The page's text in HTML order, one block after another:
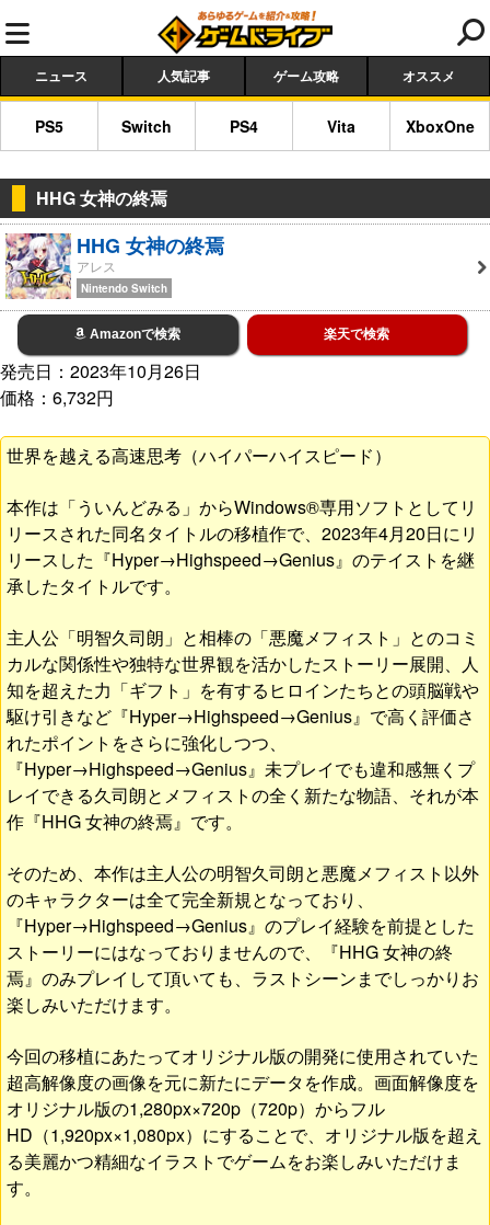
ニュース 人気記事 ゲーム攻略 オススメ
PS5 Switch PS4 Vita XboxOne
HHG 女神の終焉
HHG 女神の終焉
アレス
Nintendo Switch
Amazonで検索 楽天で検索
発売日：2023年10月26日
価格：6,732円
世界を越える高速思考（ハイパーハイスピード）
本作は「ういんどみる」からWindows®専用ソフトとしてリ
リースされた同名タイトルの移植作で、2023年4月20日にリ
リースした『Hyper→Highspeed→Genius』のテイストを継
承したタイトルです。
主人公「明智久司朗」と相棒の「悪魔メフィスト」とのコミ
カルな関係性や独特な世界観を活かしたストーリー展開、人
知を超えた力「ギフト」を有するヒロインたちとの頭脳戦や
駆け引きなど『Hyper→Highspeed→Genius』で高く評価さ
れたポイントをさらに強化しつつ、
『Hyper→Highspeed→Genius』未プレイでも違和感無くプ
レイできる久司朗とメフィストの全く新たな物語、それが本
作『HHG 女神の終焉』です。
そのため、本作は主人公の明智久司朗と悪魔メフィスト以外
のキャラクターは全て完全新規となっており、
『Hyper→Highspeed→Genius』のプレイ経験を前提とした
ストーリーにはなっておりませんので、『HHG 女神の終
焉』のみプレイして頂いても、ラストシーンまでしっかりお
楽しみいただけます。
今回の移植にあたってオリジナル版の開発に使用されていた
超高解像度の画像を元に新たにデータを作成。画面解像度を
オリジナル版の1,280px×720p（720p）からフル
HD（1,920px×1,080px）にすることで、オリジナル版を超え
る美麗かつ精細なイラストでゲームをお楽しみいただけま
す。